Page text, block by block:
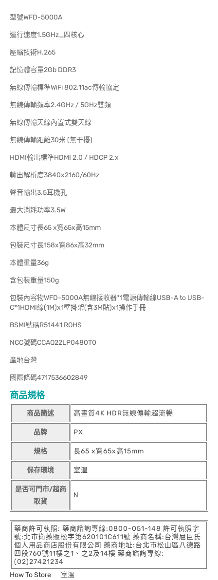
型號WFD-5000A
運行速度1.5GHz_四核心
壓縮技術H.265
記憶體容量2Gb DDR3
無線傳輸標準WiFi 802.11ac傳輸協定
無線傳輸頻率2.4GHz / 5GHz雙頻
無線傳輸天線內置式雙天線
無線傳輸距離30米 (無干擾)
HDMI輸出標準HDMI 2.0 / HDCP 2.x
輸出解析度3840x2160/60Hz
聲音輸出3.5耳機孔
最大消耗功率3.5W
本體尺寸長65 x寬65x高15mm
包裝尺寸長158x寬86x高32mm
本體重量36g
含包裝重量150g
包裝內容物WFD-5000A無線接收器*1電源傳輸線USB-A to USB-
C*1HDMI線(1M)x1壁掛架(含3M貼)x1操作手冊
BSMI號碼R51441 ROHS
NCC號碼CCAQ22LP0480T0
產地台灣
國際條碼4717536602849
商品規格
商品簡述 高畫質4K HDR無線傳輸超流暢
品牌 PX
規格 長65 x寬65x高15mm
保存環境 室溫
是否可門市/超商
取貨
N
藥商許可執照: 藥商諮詢專線:0800-051-148 許可執照字
號:北市衛藥販松字第620101C611號 藥商名稱:台灣屈臣氏
個人用品商店股份有限公司 藥商地址:台北市松山區八德路
四段760號11樓之1、之2及14樓 藥商諮詢專線:
(02)27421234
How To Store
室溫